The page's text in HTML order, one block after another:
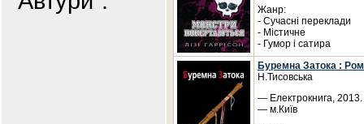
Жанр:
- Сучасні переклади
- Містичне
- Гумор і сатира
Буремна Затока :
Н.Тисовська
— Електрокнига,
— м.Київ